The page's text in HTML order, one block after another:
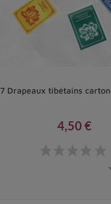
7 Drapeaux tibétains
4,50 €